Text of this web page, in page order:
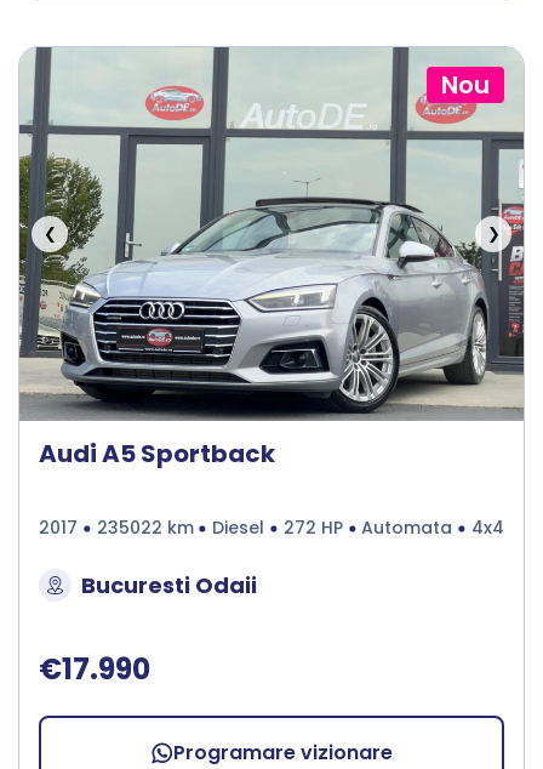
Nou
❮ ❯
Audi A5 Sportback
2017 235022 km Diesel 272 HP Automata 4x4
Bucuresti Odaii
€17.990
Programare vizionare